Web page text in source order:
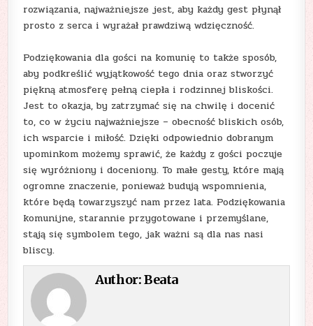
rozwiązania, najważniejsze jest, aby każdy gest płynął
prosto z serca i wyrażał prawdziwą wdzięczność.
Podziękowania dla gości na komunię to także sposób,
aby podkreślić wyjątkowość tego dnia oraz stworzyć
piękną atmosferę pełną ciepła i rodzinnej bliskości.
Jest to okazja, by zatrzymać się na chwilę i docenić
to, co w życiu najważniejsze – obecność bliskich osób,
ich wsparcie i miłość. Dzięki odpowiednio dobranym
upominkom możemy sprawić, że każdy z gości poczuje
się wyróżniony i doceniony. To małe gesty, które mają
ogromne znaczenie, ponieważ budują wspomnienia,
które będą towarzyszyć nam przez lata. Podziękowania
komunijne, starannie przygotowane i przemyślane,
stają się symbolem tego, jak ważni są dla nas nasi
bliscy.
Author:Beata